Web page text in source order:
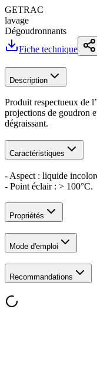
GETRAC
lavage
Dégoudronnants
Fiche technique
Description
Produit respectueux de
projections de goudron
dégraissant.
Caractéristiques
- Aspect : liquide
- Point éclair : > 100°C.
Propriétés
Mode d'emploi
Recommandations